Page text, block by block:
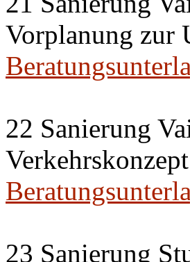
Vorplanung zur
22 Sanierung
23 Sanierung